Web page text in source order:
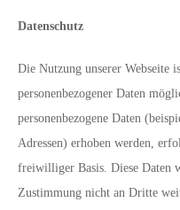
Datenschutz
Die Nutzung unserer Webseite
personenbezogener Daten
personenbezogene Daten
Adressen) erhoben werden,
freiwilliger Basis. Diese Daten
Zustimmung nicht an Dritte